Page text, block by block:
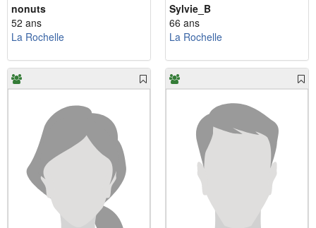
nonuts
52 ans
La Rochelle
Sylvie_B
66 ans
La Rochelle